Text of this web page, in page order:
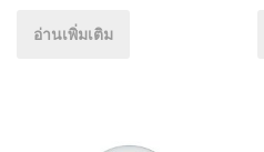
อ่านเพิ่มเติม